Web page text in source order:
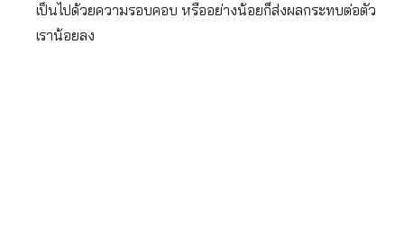
เป็นไปด้วยความรอบคอบ หรืออย่างน้อยก็ส่งผลกระทบต่อตัว
เราน้อยลง